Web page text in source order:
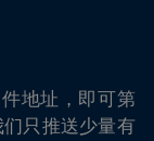
地址，即可第
只推送少量有